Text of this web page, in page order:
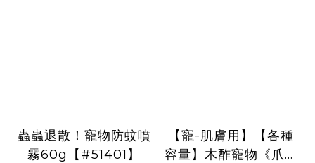
蟲蟲退散！寵物防蚊噴
霧60g【#51401】
【寵-肌膚用】【各種
容量】木酢寵物《爪子